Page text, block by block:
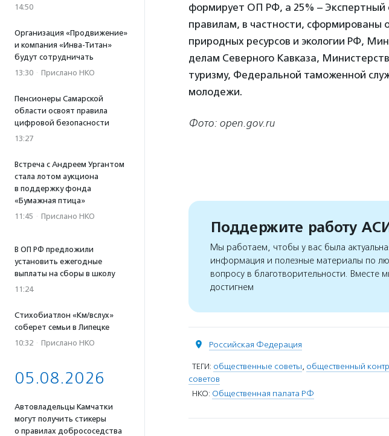
14:50
Организация «Продвижение»
и компания «Инва-Титан»
будут сотрудничать
13:30 · Прислано НКО
Пенсионеры Самарской
области освоят правила
цифровой безопасности
13:27
Встреча с Андреем Ургантом
стала лотом аукциона
в поддержку фонда
«Бумажная птица»
11:45 · Прислано НКО
В ОП РФ предложили
установить ежегодные
выплаты на сборы в школу
11:24
Стихобиатлон «Км/вслух»
соберет семьи в Липецке
10:32 · Прислано НКО
05.08.2026
Автовладельцы Камчатки
могут получить стикеры
о правилах добрососедства
формирует ОП РФ, а 25% –
правилам, в частности,
природных ресурсов и экологии РФ,
делам Северного Кавказа,
туризму, Федеральной таможенной
молодежи.
Фото: open.gov.ru
Поддержите работу
Мы работаем, чтобы у вас была
информация и полезные материалы по
вопросу в благотворительности. Вместе
достигнем
Российская Федерация
ТЕГИ: общественные советы, общественный
советов
НКО: Общественная палата РФ